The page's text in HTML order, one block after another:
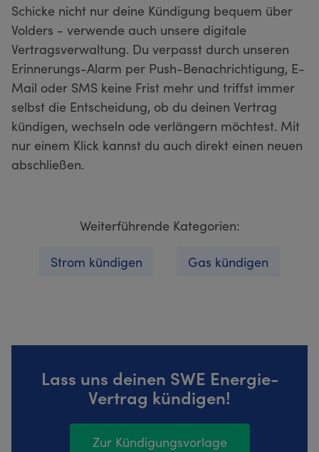
Schicke nicht nur deine Kündigung bequem über
Volders - verwende auch unsere digitale
Vertragsverwaltung. Du verpasst durch unseren
Erinnerungs-Alarm per Push-Benachrichtigung, E-
Mail oder SMS keine Frist mehr und triffst immer
selbst die Entscheidung, ob du deinen Vertrag
kündigen, wechseln ode verlängern möchtest. Mit
nur einem Klick kannst du auch direkt einen neuen
abschließen.
Weiterführende Kategorien:
Strom kündigen Gas kündigen
Lass uns deinen SWE Energie-
Vertrag kündigen!
Zur Kündigungsvorlage